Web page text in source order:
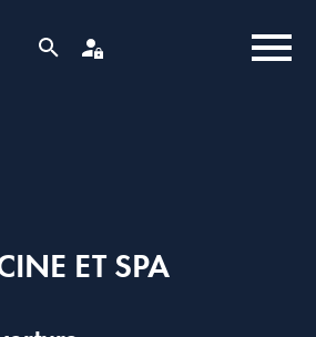
RECHERCHEESPACE PRO
MENU
ET SPA